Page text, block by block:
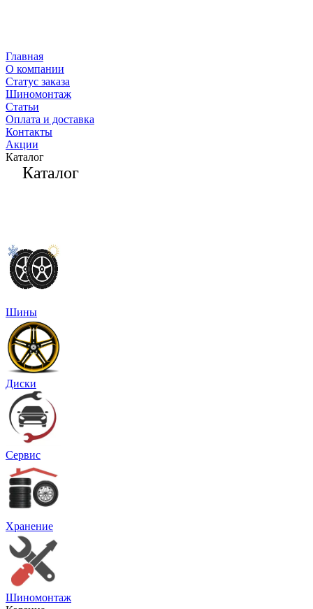
Главная
О компании
Статус заказа
Шиномонтаж
Статьи
Оплата и доставка
Контакты
Акции
Каталог
Каталог
Шины
Диски
Сервис
Хранение
Шиномонтаж